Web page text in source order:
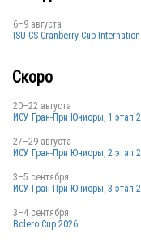
6–9 августа
ISU CS Cranberry Cup
Скоро
20–22 августа
ИСУ Гран-При Юниоры, 1 этап
27–29 августа
ИСУ Гран-При Юниоры, 2 этап
3–5 сентября
ИСУ Гран-При Юниоры, 3 этап
3–4 сентября
Bolero Cup 2026